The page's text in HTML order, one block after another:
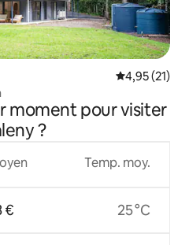
Évaluation
4,95 (21)
moment pour visiter
?
€
Temp. moy.
25 °C